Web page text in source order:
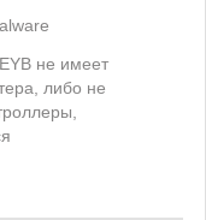
не имеет
либо не